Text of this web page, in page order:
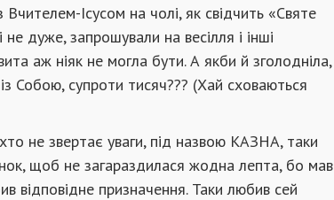
Ісусом на чолі, як свідчить «Святе
дуже, запрошували на весілля і інші
аж ніяк не могла бути. А якби й зголодніла,
Собою, супроти тисяч??? (Хай сховаються
не звертає уваги, під назвою КАЗНА, таки
щоб не загараздилася жодна лепта, бо мав
відповідне призначення. Таки любив сей